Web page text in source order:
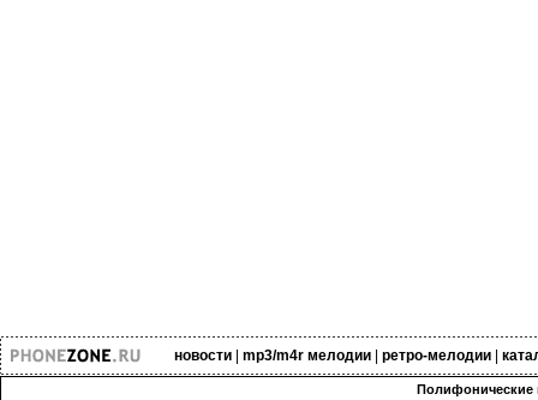
новости| mp3/m4r мелодии| ретро-мелодии|
Полифонические